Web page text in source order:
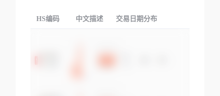
HS编码 中文描述 交易日期分布